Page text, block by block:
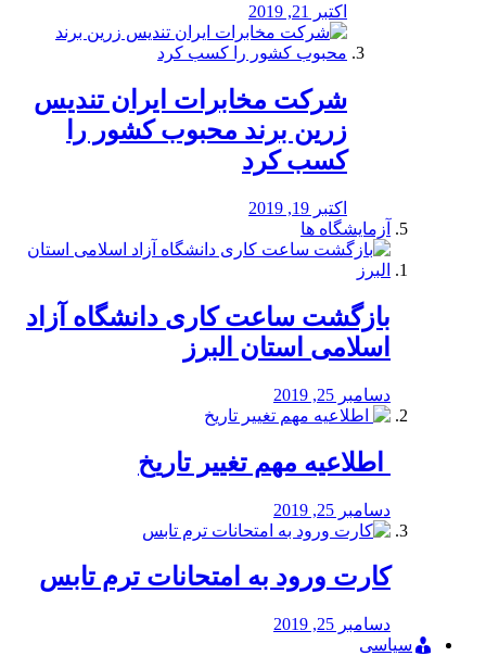
اکتبر 21, 2019
شرکت مخابرات ایران تندیس
زرین برند محبوب کشور را
کسب کرد
اکتبر 19, 2019
آزمایشگاه ها
بازگشت ساعت کاری دانشگاه آزاد
اسلامی استان البرز
دسامبر 25, 2019
️ اطلاعیه مهم تغییر تاریخ
دسامبر 25, 2019
کارت ورود به امتحانات ترم تابس
دسامبر 25, 2019
سیاسی